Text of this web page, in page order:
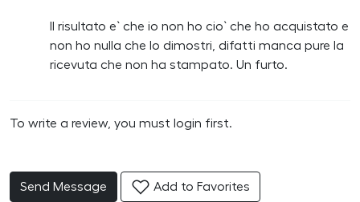
Il risultato e` che io non ho cio` che ho acquistato e
non ho nulla che lo dimostri, difatti manca pure la
ricevuta che non ha stampato. Un furto.
To write a review, you must login first.
Send Message Add to Favorites